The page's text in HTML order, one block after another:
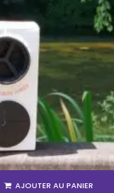
AJOUTER AU PANIER